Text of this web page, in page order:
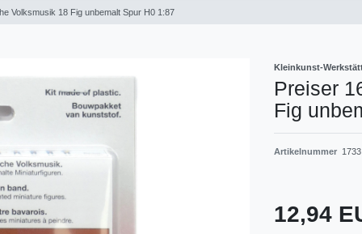
Volksmusik 18 Fig unbemalt Spur H0 1:87
Kleinkunst-
Preiser
Fig
Artikelnummer 1733
12,94